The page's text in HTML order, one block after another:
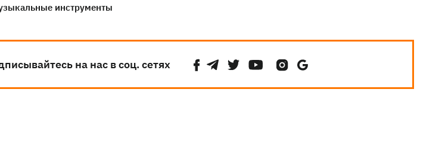
инструменты
на нас в соц. сетях